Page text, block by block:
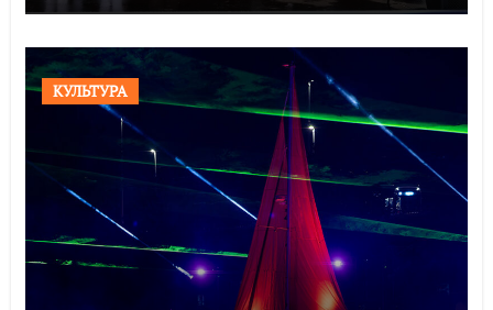
КУЛЬТУРА